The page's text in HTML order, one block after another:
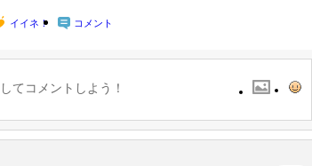
イイネ！ コメント
してコメントしよう！